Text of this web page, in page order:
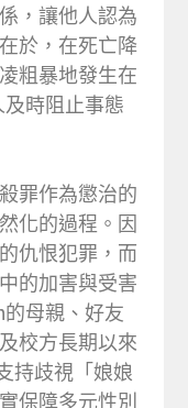
，讓他人認為
於，在死亡降
粗暴地發生在
時阻止事態
罪作為懲治的
化的過程。因
仇恨犯罪，而
的加害與受害
母親、好友
校方長期以來
持歧視「娘娘
保障多元性別